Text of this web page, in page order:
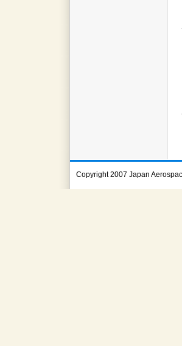
Copyright 2007 Japan